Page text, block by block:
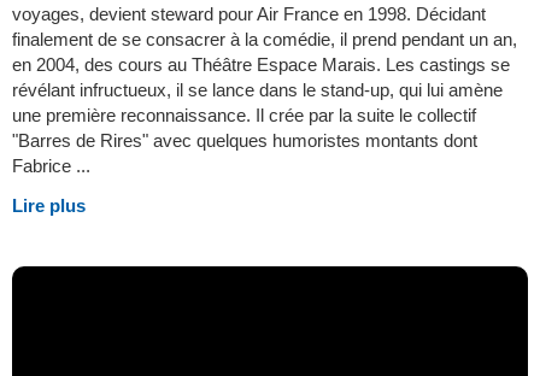
voyages, devient steward pour Air France en 1998. Décidant
finalement de se consacrer à la comédie, il prend pendant un an,
en 2004, des cours au Théâtre Espace Marais. Les castings se
révélant infructueux, il se lance dans le stand-up, qui lui amène
une première reconnaissance. Il crée par la suite le collectif
"Barres de Rires" avec quelques humoristes montants dont
Fabrice ...
Lire plus